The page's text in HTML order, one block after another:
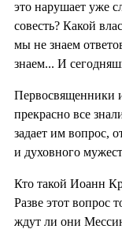
это нарушает уже
совесть? Какой
мы не знаем
знаем... И
Первосвященники
прекрасно все
задает им вопрос,
и духовного
Кто такой Иоанн
Разве этот вопрос
ждут ли они